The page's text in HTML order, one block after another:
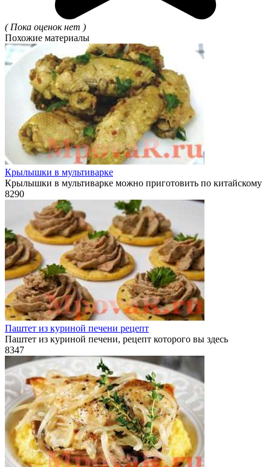
( Пока оценок нет )
Похожие материалы
Крылышки в мультиварке
Крылышки в мультиварке можно приготовить по китайскому
8290
Паштет из куриной печени рецепт
Паштет из куриной печени, рецепт которого вы здесь
8347